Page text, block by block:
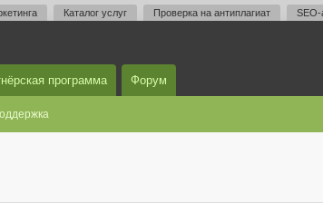
Каталог услуг Проверка на антиплагиат SEO-
программа Форум